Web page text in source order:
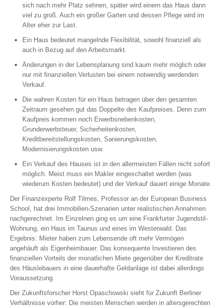
sich nach mehr Platz sehnen, später wird einem das Haus dann
viel zu groß. Auch ein großer Garten und dessen Pflege wird im
Alter eher zur Last.
Ein Haus bedeutet mangelnde Flexibilität, sowohl finanziell als
auch in Bezug auf den Arbeitsmarkt.
Änderungen in der Lebensplanung sind kaum mehr möglich oder
nur mit finanziellen Verlusten bei einem notwendig werdenden
Verkauf.
Die wahren Kosten für ein Haus betragen über den gesamten
Zeitraum gesehen gut das Doppelte des Kaufpreises. Denn zum
Kaufpreis kommen noch Erwerbsnebenkosten,
Grunderwerbsteuer, Sicherheitenkosten,
Kreditbereitstellungskosten, Sanierungskosten,
Modernisierungskosten usw.
Ein Verkauf des Hauses ist in den allermeisten Fällen nicht sofort
möglich. Meist muss ein Makler eingeschaltet werden (was
wiederum Kosten bedeutet) und der Verkauf dauert einige Monate.
Der Finanzexperte Rolf Tilmes, Professor an der European Business
School, hat drei Immobilien-Szenarien unter realistischen Annahmen
nachgerechnet. Im Einzelnen ging es um eine Frankfurter Jugendstil-
Wohnung, ein Haus im Taunus und eines im Westerwald. Das
Ergebnis: Mieter haben zum Lebensende oft mehr Vermögen
angehäuft als Eigenheimbauer. Das konsequente Investieren des
finanziellen Vorteils der monatlichen Miete gegenüber der Kreditrate
des Häuslebauers in eine dauerhafte Geldanlage ist dabei allerdings
Voraussetzung.
Der Zukunftsforscher Horst Opaschowski sieht für Zukunft Berliner
Verhältnisse vorher: Die meisten Menschen werden in altersgerechten